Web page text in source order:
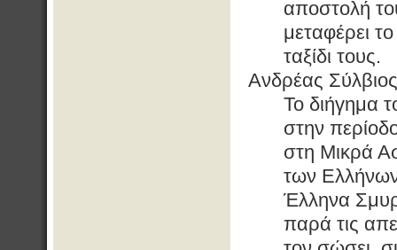
αποστολή
μεταφέρει
ταξίδι τους.
Ανδρέας
Το διήγημα
στην
στη Μικρά
των
Έλληνα
παρά τις